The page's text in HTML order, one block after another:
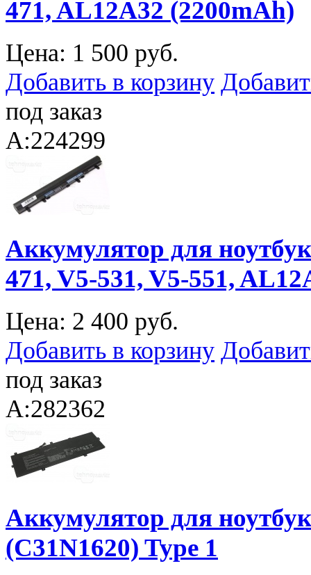
471, AL12A32 (2200mAh)
Цена: 1 500 руб.
Добавить в корзину
под заказ
A:224299
Аккумулятор для
471, V5-531, V5-551,
Цена: 2 400 руб.
Добавить в корзину
под заказ
A:282362
Аккумулятор для
(C31N1620) Type 1